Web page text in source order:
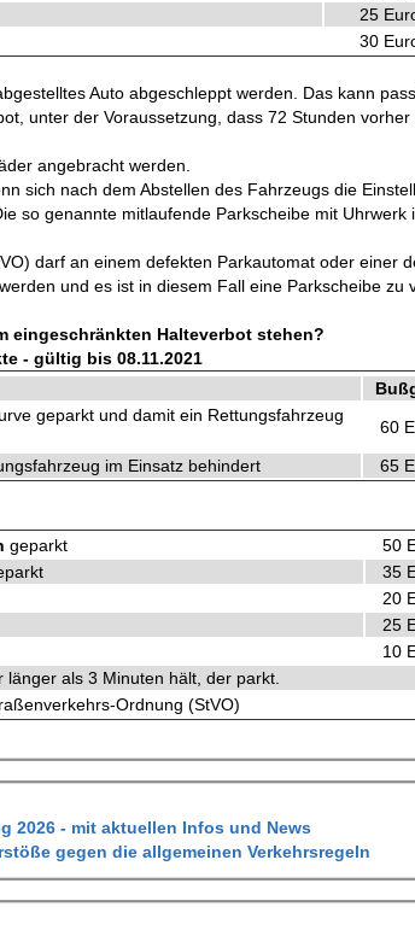
25
30
Auto abgeschleppt werden. Das kann
unter der Voraussetzung, dass 72 Stunden vorher
angebracht werden.
sich nach dem Abstellen des Fahrzeugs die
so genannte mitlaufende Parkscheibe mit Uhrwerk
darf an einem defekten Parkautomat oder einer
und es ist in diesem Fall eine Parkscheibe zu
eingeschränkten Halteverbot stehen?
- gültig bis 08.11.2021
geparkt und damit ein Rettungsfahrzeug
60
im Einsatz behindert
65
geparkt 50
35
20
25
10
als 3 Minuten hält, der parkt.
Ordnung (StVO)
2026 - mit aktuellen Infos und News
gegen die allgemeinen Verkehrsregeln